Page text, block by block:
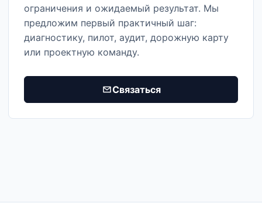
ограничения и ожидаемый результат. Мы
предложим первый практичный шаг:
диагностику, пилот, аудит, дорожную карту
или проектную команду.
Связаться